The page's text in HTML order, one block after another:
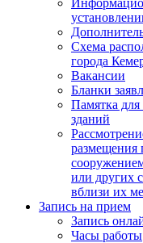
Схема
города
Вакансии
Бланки
Памятка для
зданий
размещения
или других
вблизи их
Запись на прием
Запись
Часы работы